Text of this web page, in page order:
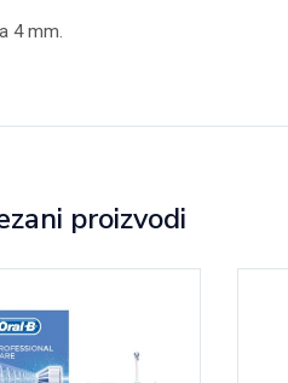
4 mm.
proizvodi